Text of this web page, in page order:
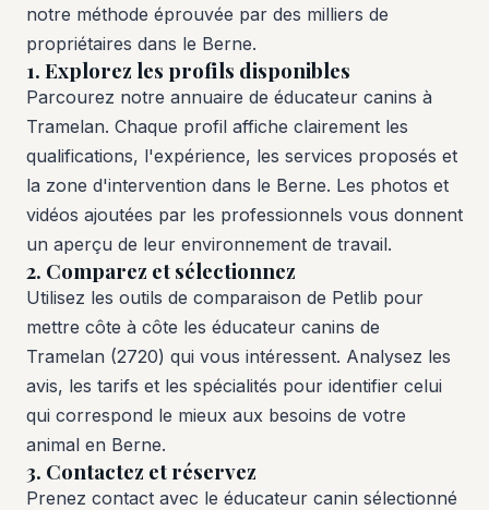
notre méthode éprouvée par des milliers de
propriétaires dans le Berne.
1. Explorez les profils disponibles
Parcourez notre annuaire de éducateur canins à
Tramelan. Chaque profil affiche clairement les
qualifications, l'expérience, les services proposés et
la zone d'intervention dans le Berne. Les photos et
vidéos ajoutées par les professionnels vous donnent
un aperçu de leur environnement de travail.
2. Comparez et sélectionnez
Utilisez les outils de comparaison de Petlib pour
mettre côte à côte les éducateur canins de
Tramelan (2720) qui vous intéressent. Analysez les
avis, les tarifs et les spécialités pour identifier celui
qui correspond le mieux aux besoins de votre
animal en Berne.
3. Contactez et réservez
Prenez contact avec le éducateur canin sélectionné